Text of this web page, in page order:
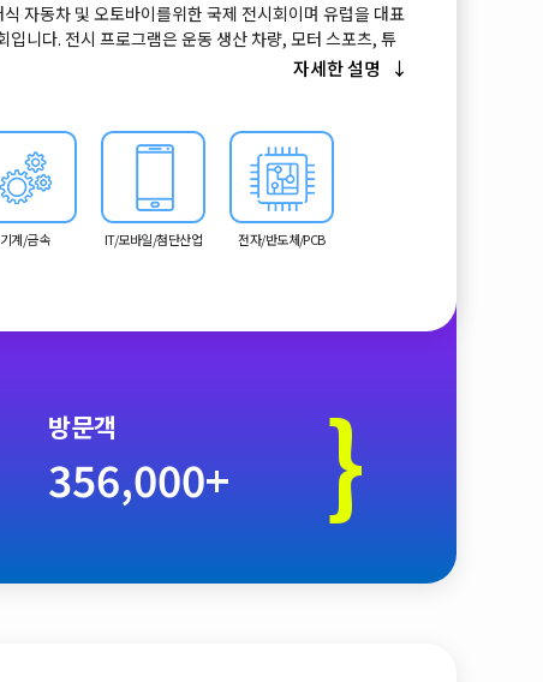
자동차 및 오토바이를위한 국제 전시회이며 유럽을 대표
입니다. 전시 프로그램은 운동 생산 차량, 모터 스포츠, 튜
토바이의 다섯 가지 주제를 기반으로합니다. 자동차 및 오토
품 및 혁신을 경험할 수 있습니다.
자세한 설명
기계/금속 IT/모바일/첨단산업 전자/반도체/PCB
방문객
356,000+ }